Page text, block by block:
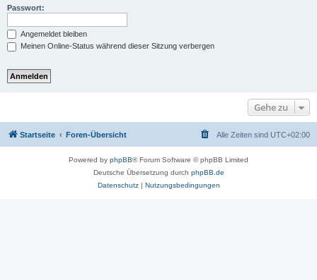
Passwort:
Angemeldet bleiben
Meinen Online-Status während dieser Sitzung verbergen
Gehe zu
Startseite Foren-Übersicht Alle Zeiten sind UTC+02:00
Powered by phpBB® Forum Software © phpBB Limited
Deutsche Übersetzung durch phpBB.de
Datenschutz| Nutzungsbedingungen